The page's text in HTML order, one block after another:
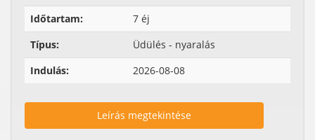
Időtartam:
7 éj
Típus:
Üdülés - nyaralás
Indulás:
2026-08-08
Leírás megtekintése